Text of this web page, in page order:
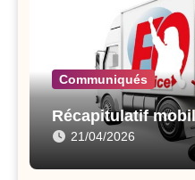
Communiqués
Récapitulatif
21/04/2026